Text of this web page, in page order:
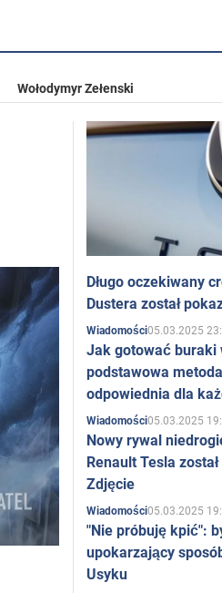
Wołodymyr Zełenski
Długo oczekiwany
Dustera został
Wiadomości05.03.2025
Jak gotować buraki
podstawowa
odpowiednia dla
Wiadomości05.03.2025
Nowy rywal
Renault Tesla
Zdjęcie
Wiadomości05.03.2025
"Nie próbuję kpić":
upokarzający
Usyku